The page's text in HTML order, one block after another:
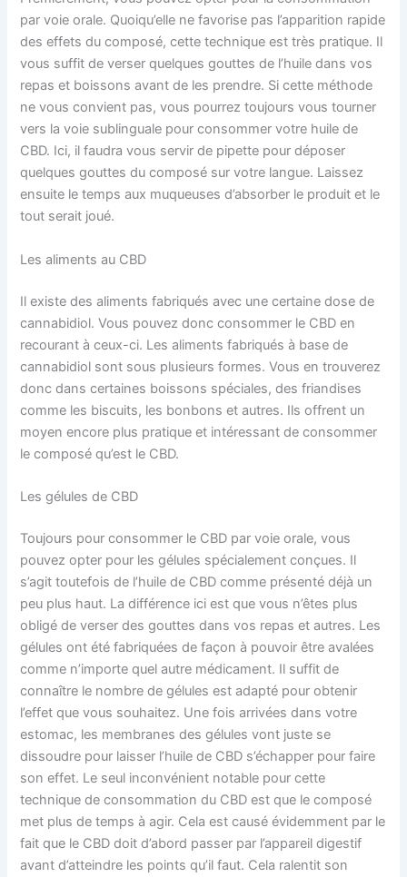
par voie orale. Quoiqu’elle ne favorise pas l’apparition rapide
des effets du composé, cette technique est très pratique. Il
vous suffit de verser quelques gouttes de l’huile dans vos
repas et boissons avant de les prendre. Si cette méthode
ne vous convient pas, vous pourrez toujours vous tourner
vers la voie sublinguale pour consommer votre huile de
CBD. Ici, il faudra vous servir de pipette pour déposer
quelques gouttes du composé sur votre langue. Laissez
ensuite le temps aux muqueuses d’absorber le produit et le
tout serait joué.
Les aliments au CBD
Il existe des aliments fabriqués avec une certaine dose de
cannabidiol. Vous pouvez donc consommer le CBD en
recourant à ceux-ci. Les aliments fabriqués à base de
cannabidiol sont sous plusieurs formes. Vous en trouverez
donc dans certaines boissons spéciales, des friandises
comme les biscuits, les bonbons et autres. Ils offrent un
moyen encore plus pratique et intéressant de consommer
le composé qu’est le CBD.
Les gélules de CBD
Toujours pour consommer le CBD par voie orale, vous
pouvez opter pour les gélules spécialement conçues. Il
s’agit toutefois de l’huile de CBD comme présenté déjà un
peu plus haut. La différence ici est que vous n’êtes plus
obligé de verser des gouttes dans vos repas et autres. Les
gélules ont été fabriquées de façon à pouvoir être avalées
comme n’importe quel autre médicament. Il suffit de
connaître le nombre de gélules est adapté pour obtenir
l’effet que vous souhaitez. Une fois arrivées dans votre
estomac, les membranes des gélules vont juste se
dissoudre pour laisser l’huile de CBD s’échapper pour faire
son effet. Le seul inconvénient notable pour cette
technique de consommation du CBD est que le composé
met plus de temps à agir. Cela est causé évidemment par le
fait que le CBD doit d’abord passer par l’appareil digestif
avant d’atteindre les points qu’il faut. Cela ralentit son